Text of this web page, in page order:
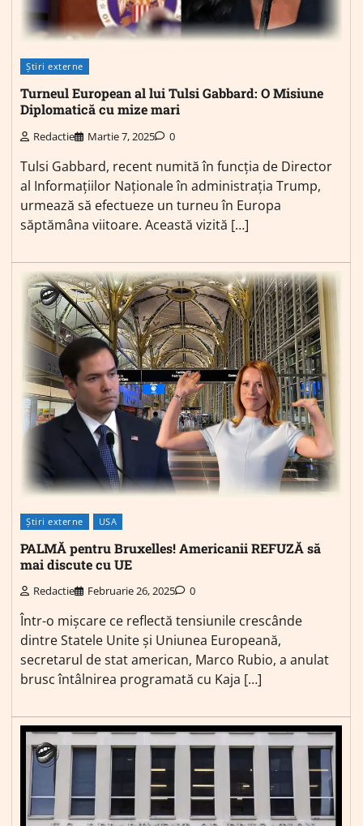
Știri externe
Turneul European al lui Tulsi Gabbard: O Misiune
Diplomatică cu mize mari
Redactie Martie 7, 2025 0
Tulsi Gabbard, recent numită în funcția de Director
al Informațiilor Naționale în administrația Trump,
urmează să efectueze un turneu în Europa
săptămâna viitoare. Această vizită […]
Știri externe USA
PALMĂ pentru Bruxelles! Americanii REFUZĂ să
mai discute cu UE
Redactie Februarie 26, 2025 0
Într-o mișcare ce reflectă tensiunile crescânde
dintre Statele Unite și Uniunea Europeană,
secretarul de stat american, Marco Rubio, a anulat
brusc întâlnirea programată cu Kaja […]